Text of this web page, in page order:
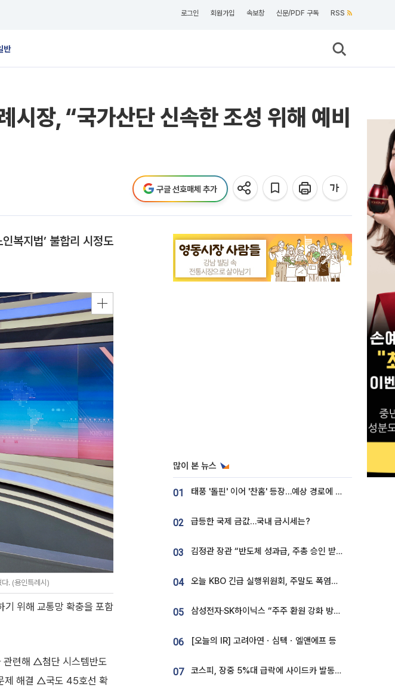
로그인 회원가입 속보창 신문/PDF 구독 RSS
반
장, “국가산단 신속한 조성 위해 예비
구글 선호매체 추가
복지법’ 불합리 시정도
. (용인특례시)
기 위해 교통망 확충을 포함
관련해 △첨단 시스템반도
제 해결 △국도 45호선 확
많이 본 뉴스
01 태풍 '돌핀' 이어 '찬홈' 등장…예상 경로에 한국 '한숨'
02 급등한 국제 금값…국내 금시세는?
03 김정관 장관 “반도체 성과급, 주총 승인 받도록”…상법·자본시장법 개정 시사
04 오늘 KBO 긴급 실행위원회, 주말도 폭염취소 될까
05 삼성전자·SK하이닉스 “주주 환원 강화 방안 마련”
06 [오늘의 IR] 고려아연ㆍ심텍ㆍ엘앤에프 등
07 코스피, 장중 5%대 급락에 사이드카 발동…삼성·SK 동반 폭락